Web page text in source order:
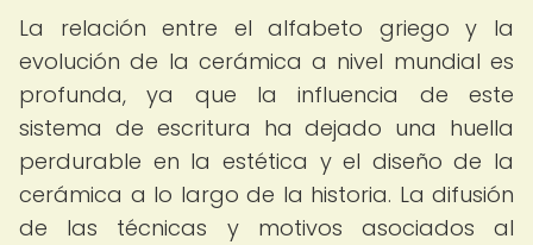
La relación entre el alfabeto griego y la
evolución de la cerámica a nivel mundial es
profunda, ya que la influencia de este
sistema de escritura ha dejado una huella
perdurable en la estética y el diseño de la
cerámica a lo largo de la historia. La difusión
de las técnicas y motivos asociados al